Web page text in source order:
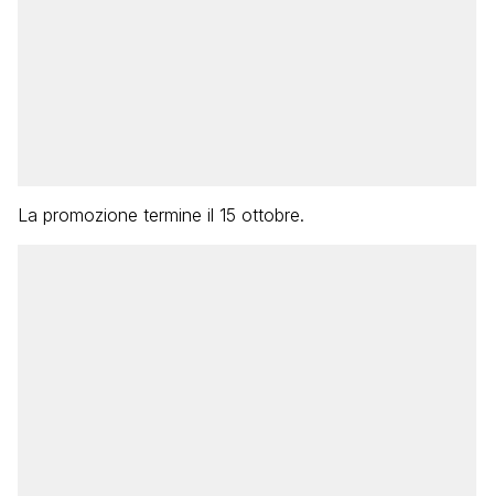
La promozione termine il 15 ottobre.